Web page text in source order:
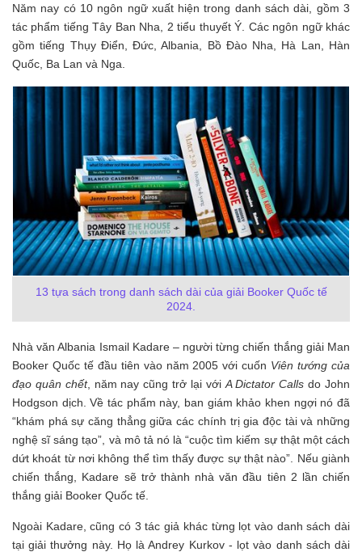
Năm nay có 10 ngôn ngữ xuất hiện trong danh sách dài, gồm 3
tác phẩm tiếng Tây Ban Nha, 2 tiểu thuyết Ý. Các ngôn ngữ khác
gồm tiếng Thụy Điển, Đức, Albania, Bồ Đào Nha, Hà Lan, Hàn
Quốc, Ba Lan và Nga.
13 tựa sách trong danh sách dài của giải Booker Quốc tế
2024.
Nhà văn Albania Ismail Kadare – người từng chiến thắng giải Man
Booker Quốc tế đầu tiên vào năm 2005 với cuốn Viên tướng của
đạo quân chết, năm nay cũng trở lại với A Dictator Calls do John
Hodgson dịch. Về tác phẩm này, ban giám khảo khen ngợi nó đã
“khám phá sự căng thẳng giữa các chính trị gia độc tài và những
nghệ sĩ sáng tạo”, và mô tả nó là “cuộc tìm kiếm sự thật một cách
dứt khoát từ nơi không thể tìm thấy được sự thật nào”. Nếu giành
chiến thắng, Kadare sẽ trở thành nhà văn đầu tiên 2 lần chiến
thắng giải Booker Quốc tế.
Ngoài Kadare, cũng có 3 tác giả khác từng lọt vào danh sách dài
tại giải thưởng này. Họ là Andrey Kurkov - lọt vào danh sách dài